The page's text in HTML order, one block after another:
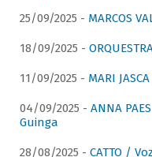
25/09/2025 - MARCOS
18/09/2025 -
11/09/2025 - MARI
04/09/2025 - ANNA
Guinga
28/08/2025 - CATTO /